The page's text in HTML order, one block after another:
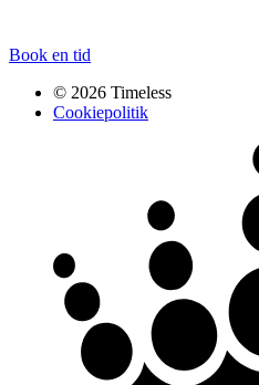
Book en tid
© 2026 Timeless
Cookiepolitik